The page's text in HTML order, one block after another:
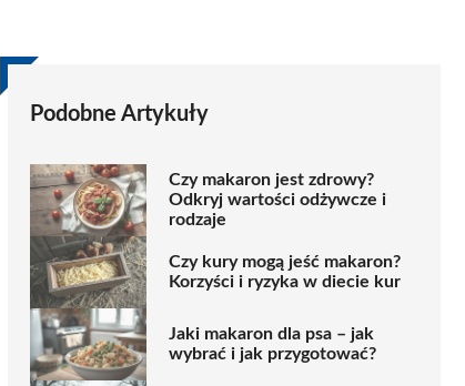
Podobne Artykuły
Czy makaron jest zdrowy?
Odkryj wartości odżywcze i
rodzaje
Czy kury mogą jeść makaron?
Korzyści i ryzyka w diecie kur
Jaki makaron dla psa – jak
wybrać i jak przygotować?